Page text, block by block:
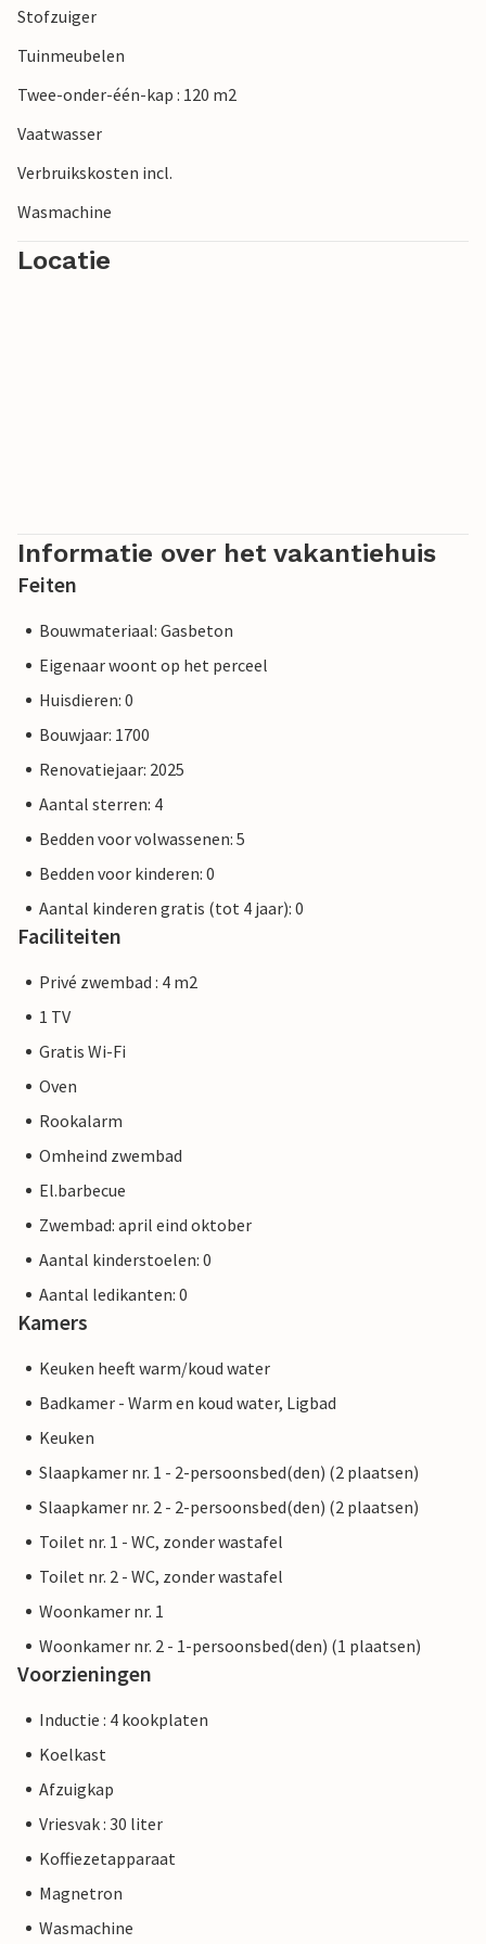
Stofzuiger
Tuinmeubelen
Twee-onder-één-kap : 120 m2
Vaatwasser
Verbruikskosten incl.
Wasmachine
Locatie
Informatie over het vakantiehuis
Feiten
Bouwmateriaal: Gasbeton
Eigenaar woont op het perceel
Huisdieren: 0
Bouwjaar: 1700
Renovatiejaar: 2025
Aantal sterren: 4
Bedden voor volwassenen: 5
Bedden voor kinderen: 0
Aantal kinderen gratis (tot 4 jaar): 0
Faciliteiten
Privé zwembad : 4 m2
1 TV
Gratis Wi-Fi
Oven
Rookalarm
Omheind zwembad
El.barbecue
Zwembad: april eind oktober
Aantal kinderstoelen: 0
Aantal ledikanten: 0
Kamers
Keuken heeft warm/koud water
Badkamer - Warm en koud water, Ligbad
Keuken
Slaapkamer nr. 1 - 2-persoonsbed(den) (2 plaatsen)
Slaapkamer nr. 2 - 2-persoonsbed(den) (2 plaatsen)
Toilet nr. 1 - WC, zonder wastafel
Toilet nr. 2 - WC, zonder wastafel
Woonkamer nr. 1
Woonkamer nr. 2 - 1-persoonsbed(den) (1 plaatsen)
Voorzieningen
Inductie : 4 kookplaten
Koelkast
Afzuigkap
Vriesvak : 30 liter
Koffiezetapparaat
Magnetron
Wasmachine